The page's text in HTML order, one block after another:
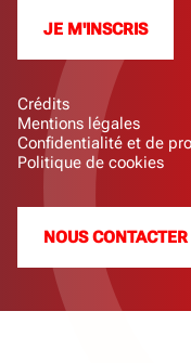
Crédits
Mentions légales
Confidentialité et de
Politique de cookies
NOUS CONTACTER
JE M'INSCRIS